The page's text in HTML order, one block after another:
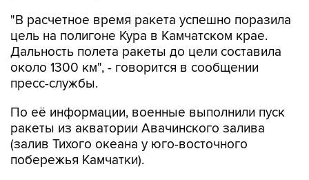
"В расчетное время ракета успешно поразила
цель на полигоне Кура в Камчатском крае.
Дальность полета ракеты до цели составила
около 1300 км", - говорится в сообщении
пресс-службы.
По её информации, военные выполнили пуск
ракеты из акватории Авачинского залива
(залив Тихого океана у юго-восточного
побережья Камчатки).